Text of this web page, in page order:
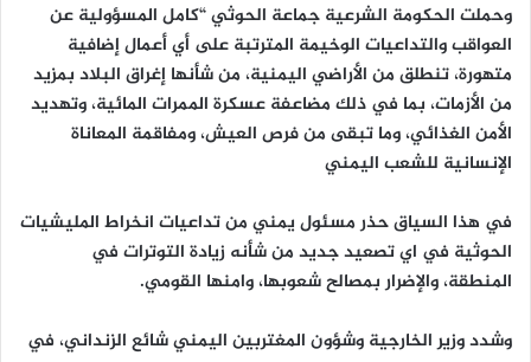
وحملت الحكومة الشرعية جماعة الحوثي “كامل المسؤولية عن
العواقب والتداعيات الوخيمة المترتبة على أي أعمال إضافية
متهورة، تنطلق من الأراضي اليمنية، من شأنها إغراق البلاد بمزيد
من الأزمات، بما في ذلك مضاعفة عسكرة الممرات المائية، وتهديد
الأمن الغذائي، وما تبقى من فرص العيش، ومفاقمة المعاناة
الإنسانية للشعب اليمني
في هذا السياق حذر مسئول يمني من تداعيات انخراط المليشيات
الحوثية في اي تصعيد جديد من شأنه زيادة التوترات في
المنطقة، والإضرار بمصالح شعوبها، وامنها القومي.
وشدد وزير الخارجية وشؤون المغتربين اليمني شائع الزنداني، في